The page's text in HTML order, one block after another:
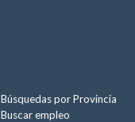
Búsquedas por Provincia
Buscar empleo